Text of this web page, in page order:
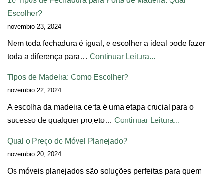
Escolher?
novembro 23, 2024
Nem toda fechadura é igual, e escolher a ideal pode fazer
toda a diferença para… Continuar Leitura...
Tipos de Madeira: Como Escolher?
novembro 22, 2024
A escolha da madeira certa é uma etapa crucial para o
sucesso de qualquer projeto… Continuar Leitura...
Qual o Preço do Móvel Planejado?
novembro 20, 2024
Os móveis planejados são soluções perfeitas para quem